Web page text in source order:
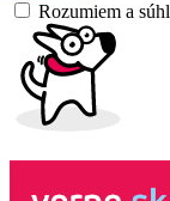
Rozumiem a